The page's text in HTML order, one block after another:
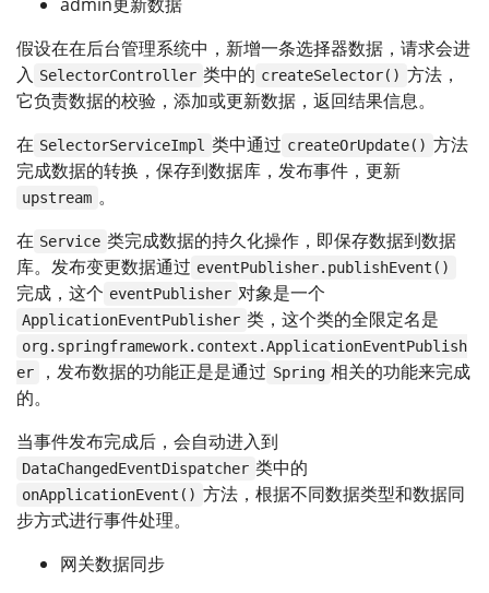
假设在在后台管理系统中，新增一条选择器数据，请求会进
入 SelectorController 类中的 createSelector() 方法，
它负责数据的校验，添加或更新数据，返回结果信息。
在 SelectorServiceImpl 类中通过 createOrUpdate() 方法
完成数据的转换，保存到数据库，发布事件，更新
upstream 。
在 Service 类完成数据的持久化操作，即保存数据到数据
库。发布变更数据通过 eventPublisher.publishEvent()
完成，这个 eventPublisher 对象是一个
ApplicationEventPublisher 类，这个类的全限定名是
org.springframework.context.ApplicationEventPublish
er
，发布数据的功能正是是通过 Spring 相关的功能来完成
的。
当事件发布完成后，会自动进入到
DataChangedEventDispatcher 类中的
onApplicationEvent() 方法，根据不同数据类型和数据同
步方式进行事件处理。
网关数据同步